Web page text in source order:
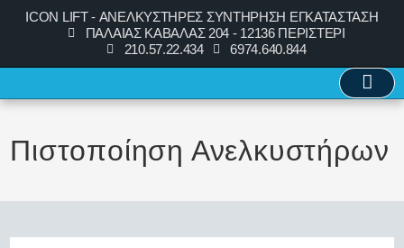
ICON LIFT - ΑΝΕΛΚΥΣΤΗΡΕΣ ΣΥΝΤΗΡΗΣΗ ΕΓΚΑΤΑΣΤΑΣΗ
ΠΑΛΑΙΑΣ ΚΑΒΑΛΑΣ 204 - 12136 ΠΕΡΙΣΤΕΡΙ
210.57.22.434
6974.640.844
Πιστοποίηση Ανελκυστήρων